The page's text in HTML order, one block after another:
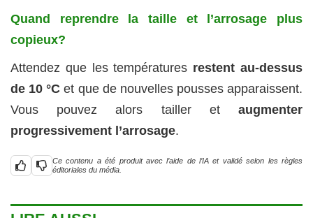
Quand reprendre la taille et l’arrosage plus
copieux?
Attendez que les températures restent au-dessus
de 10 °C et que de nouvelles pousses apparaissent.
Vous pouvez alors tailler et augmenter
progressivement l’arrosage.
Ce contenu a été produit avec l’aide de l’IA et validé selon les règles
éditoriales du média.